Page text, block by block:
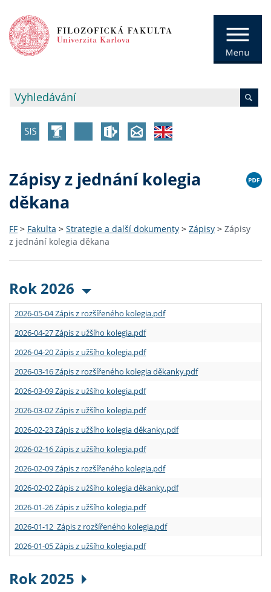
Zápisy z jednání kolegia
děkana
FF > Fakulta > Strategie a další dokumenty > Zápisy > Zápisy
z jednání kolegia děkana
Rok 2026
2026-05-04 Zápis z rozšířeného kolegia.pdf
2026-04-27 Zápis z užšího kolegia.pdf
2026-04-20 Zápis z užšího kolegia.pdf
2026-03-16 Zápis z rozšířeného kolegia děkanky.pdf
2026-03-09 Zápis z užšího kolegia.pdf
2026-03-02 Zápis z užšího kolegia.pdf
2026-02-23 Zápis z užšího kolegia děkanky.pdf
2026-02-16 Zápis z užšího kolegia.pdf
2026-02-09 Zápis z rozšířeného kolegia.pdf
2026-02-02 Zápis z užšího kolegia děkanky.pdf
2026-01-26 Zápis z užšího kolegia.pdf
2026-01-12 Zápis z rozšířeného kolegia.pdf
2026-01-05 Zápis z užšího kolegia.pdf
Rok 2025